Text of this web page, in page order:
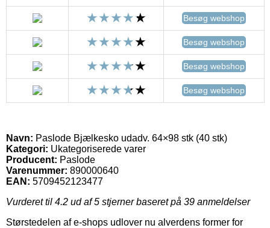
Besøg webshop
Besøg webshop
Besøg webshop
Besøg webshop
Navn: Paslode Bjælkesko udadv. 64×98 stk (40 stk)
Kategori: Ukategoriserede varer
Producent: Paslode
Varenummer: 890000640
EAN: 5709452123477
Vurderet til 4.2 ud af 5 stjerner baseret på 39 anmeldelser
Størstedelen af e-shops udlover nu alverdens former for